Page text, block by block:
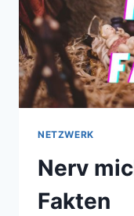
NETZWERK
Nerv
Fakten